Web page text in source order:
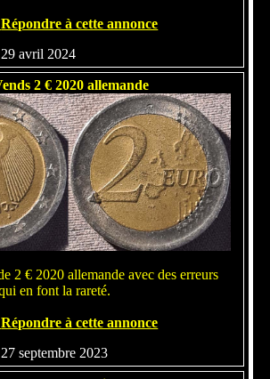
Répondre à cette annonce
avril 2024
2 € 2020 allemande
2 € 2020 allemande avec des erreurs
en font la rareté.
Répondre à cette annonce
septembre 2023